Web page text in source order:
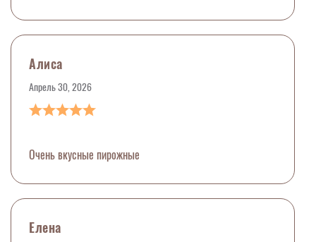
Алиса
Апрель 30, 2026
Очень вкусные пирожные
Елена